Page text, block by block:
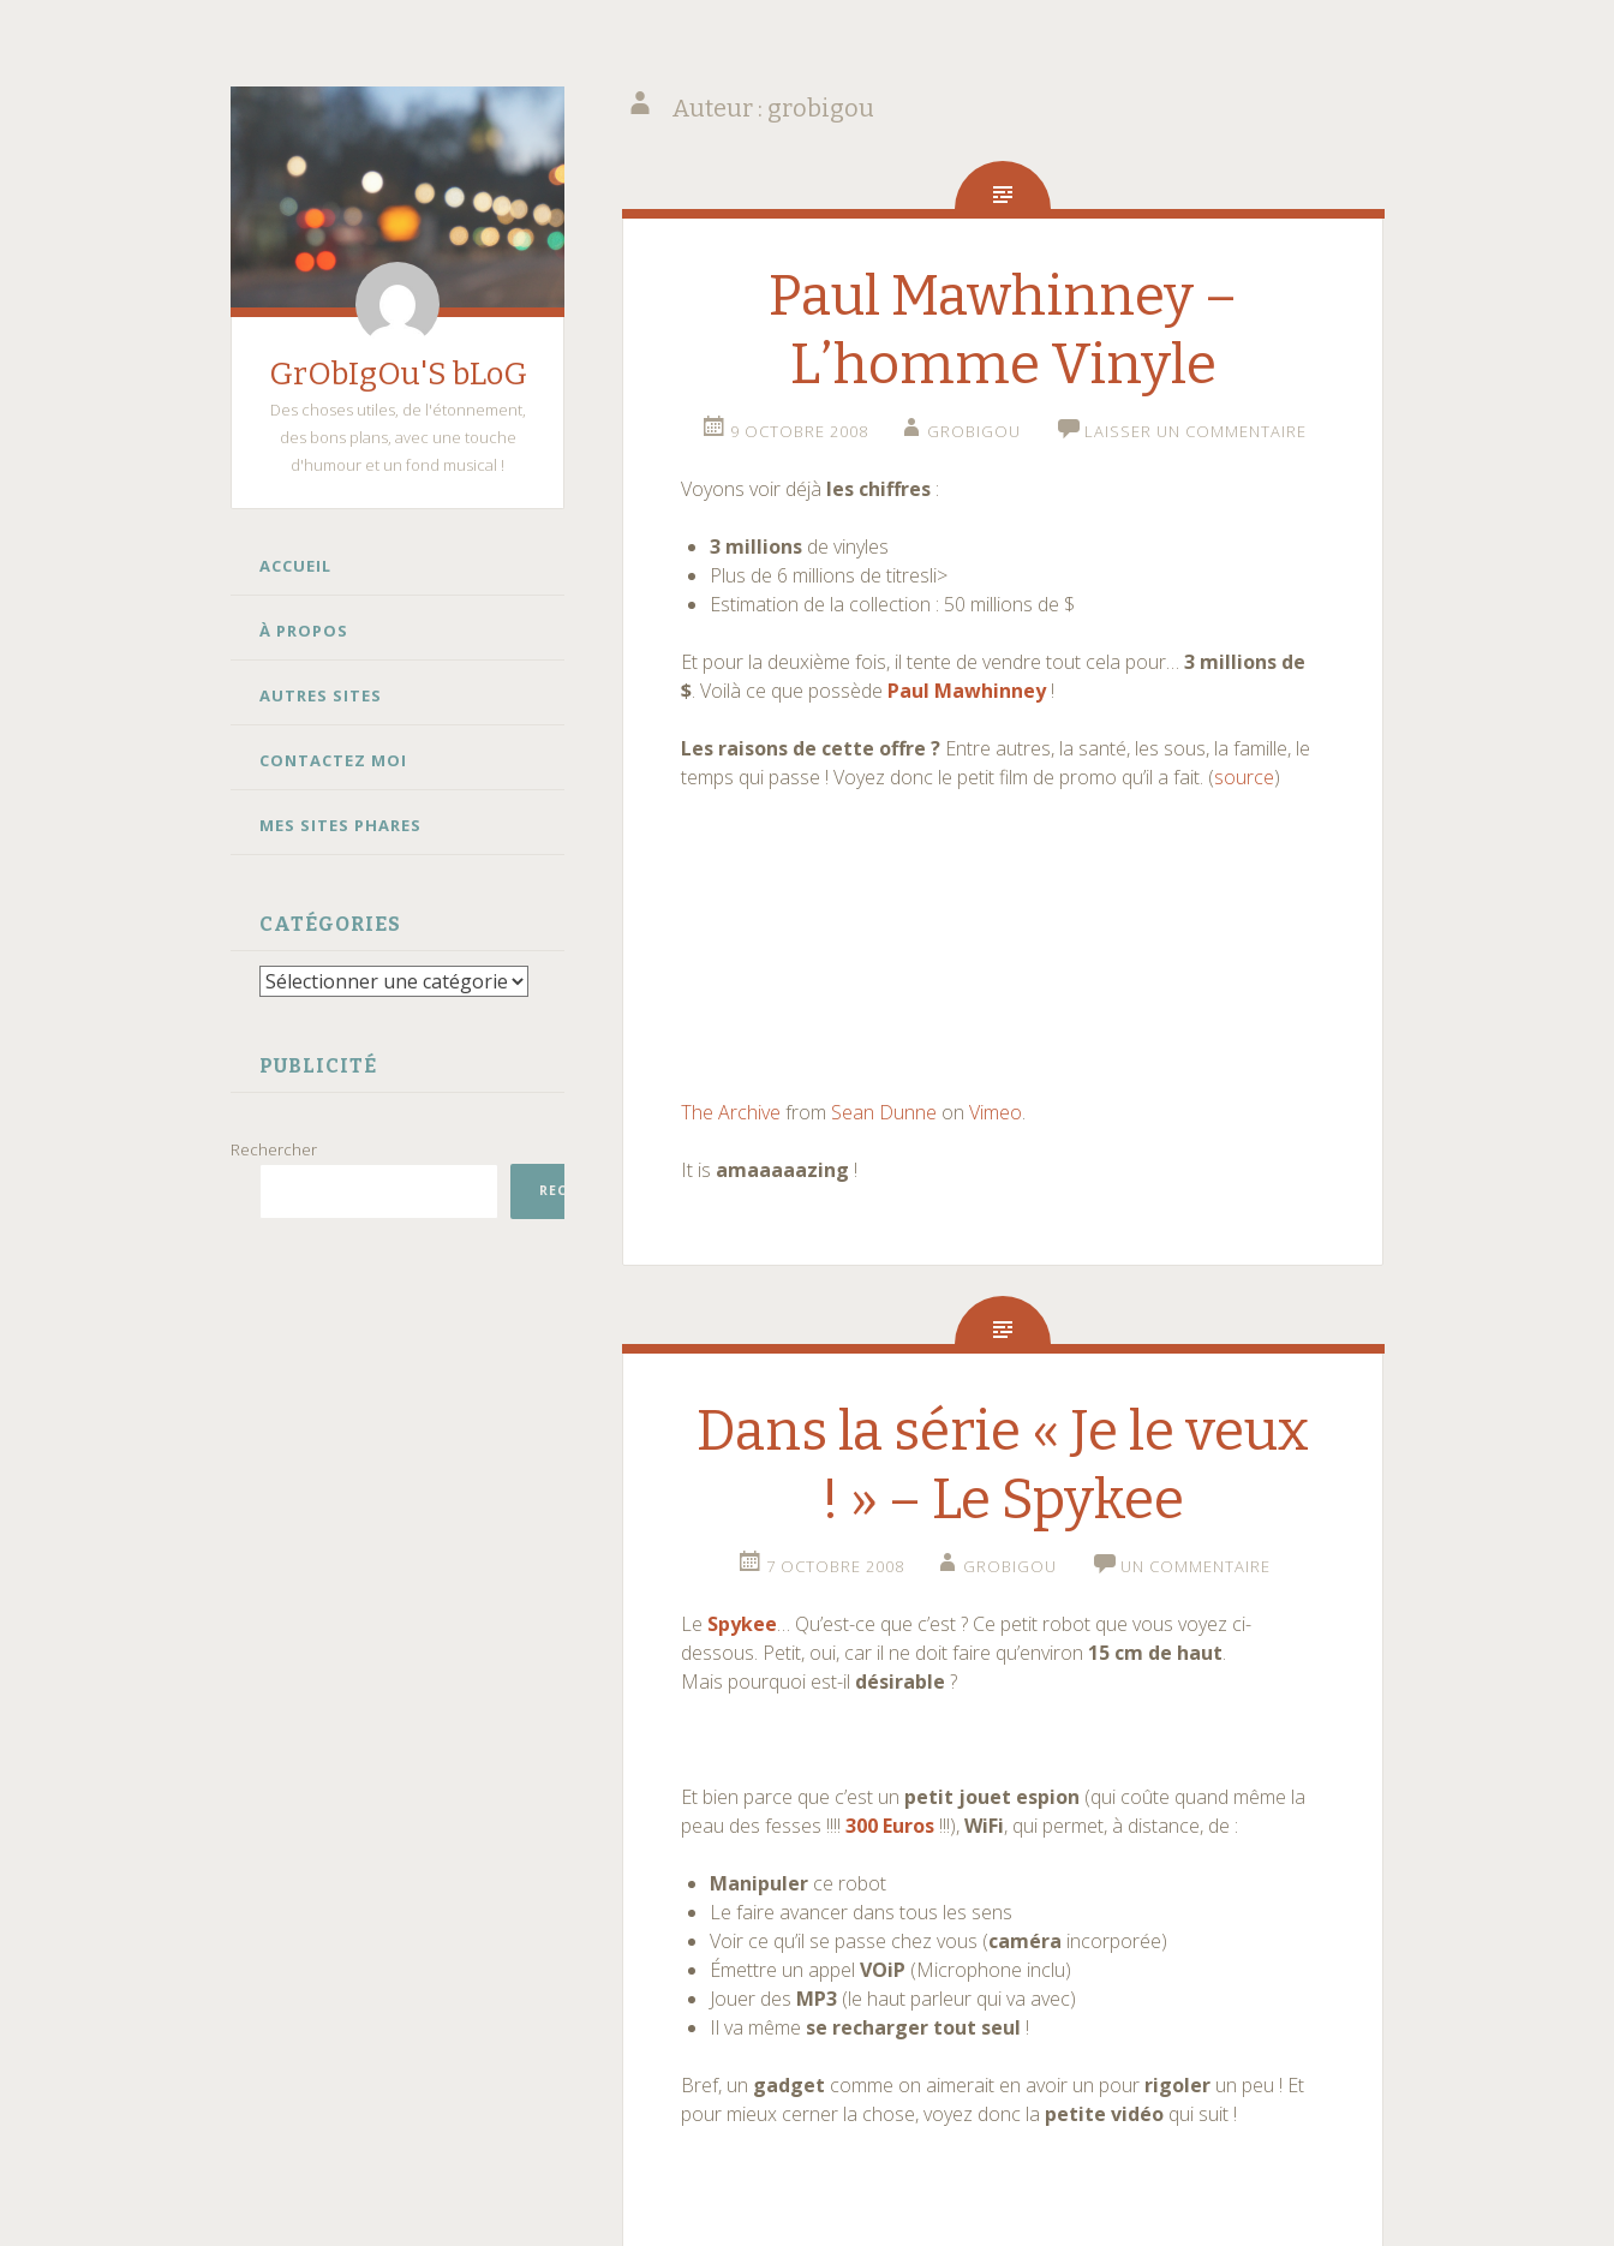
GrObIgOu'S bLoG
Des choses utiles, de l'étonnement,
des bons plans, avec une touche
d'humour et un fond musical !
ALLER
CONTENU
ACCUEIL
À PROPOS
AUTRES SITES
CONTACTEZ MOI
MES SITES PHARES
CATÉGORIES
Catégories
PUBLICITÉ
Rechercher
RECHERCHER
Auteur : grobigou
Paul Mawhinney –
L’homme Vinyle
9 OCTOBRE 2008 GROBIGOU LAISSER UN COMMENTAIRE
Voyons voir déjà les chiffres :
3 millions de vinyles
Plus de 6 millions de titresli>
Estimation de la collection : 50 millions de $
Et pour la deuxième fois, il tente de vendre tout cela pour…3 millions de
$. Voilà ce que possède Paul Mawhinney!
Les raisons de cette offre ? Entre autres, la santé, les sous, la famille, le
temps qui passe ! Voyez donc le petit film de promo qu’il a fait. (source)
The Archive from Sean Dunne onVimeo.
It is amaaaaazing !
Dans la série « Je le veux
! » – Le Spykee
7 OCTOBRE 2008 GROBIGOU UN COMMENTAIRE
Le Spykee… Qu’est-ce que c’est ? Ce petit robot que vous voyez ci-
dessous. Petit, oui, car il ne doit faire qu’environ 15 cm de haut.
Mais pourquoi est-il désirable ?
Et bien parce que c’est un petit jouet espion (qui coûte quand même la
peau des fesses !!!!300 Euros !!!),WiFi, qui permet, à distance, de :
Manipuler ce robot
Le faire avancer dans tous les sens
Voir ce qu’il se passe chez vous (caméra incorporée)
Émettre un appelVOiP (Microphone inclu)
Jouer des MP3 (le haut parleur qui va avec)
Il va même se recharger tout seul !
Bref, un gadget comme on aimerait en avoir un pour rigoler un peu ! Et
pour mieux cerner la chose, voyez donc la petite vidéo qui suit !